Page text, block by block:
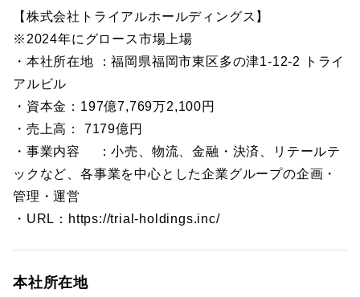
【株式会社トライアルホールディングス】
※2024年にグロース市場上場
・本社所在地 ：福岡県福岡市東区多の津1-12-2 トライ
アルビル
・資本金：197億7,769万2,100円
・売上高： 7179億円
・事業内容 ：小売、物流、金融・決済、リテールテ
ックなど、各事業を中心とした企業グループの企画・
管理・運営
・URL：https://trial-holdings.inc/
本社所在地